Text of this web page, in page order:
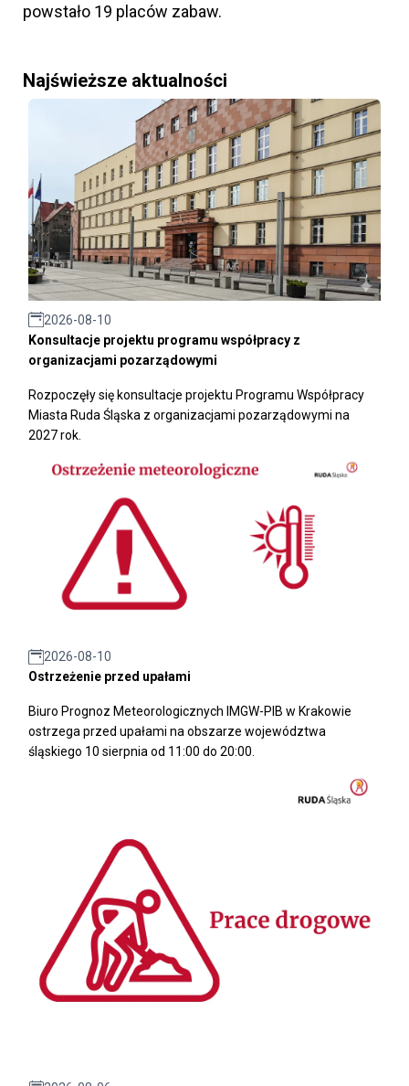
powstało 19 placów zabaw.
Najświeższe aktualności
2026-08-10
Konsultacje projektu programu współpracy z
organizacjami pozarządowymi
Rozpoczęły się konsultacje projektu Programu Współpracy
Miasta Ruda Śląska z organizacjami pozarządowymi na
2027 rok.
2026-08-10
Ostrzeżenie przed upałami
Biuro Prognoz Meteorologicznych IMGW-PIB w Krakowie
ostrzega przed upałami na obszarze województwa
śląskiego 10 sierpnia od 11:00 do 20:00.